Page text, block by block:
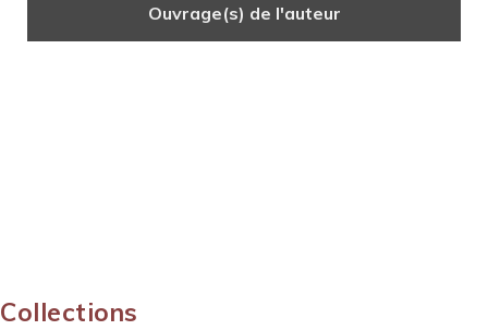
Ouvrage(s) de l'auteur
Collections